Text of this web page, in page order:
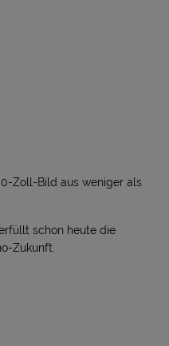
Zoll-Bild aus weniger als
schon heute die
Zukunft.